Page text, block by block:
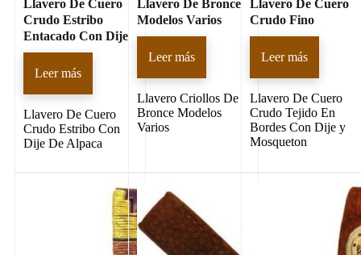
Llavero De Cuero
Crudo Estribo
Entacado Con Dije
Leer más
Llavero De Cuero
Crudo Estribo Con
Dije De Alpaca
Llavero De Bronce
Modelos Varios
Leer más
Llavero Criollos De
Bronce Modelos
Varios
Llavero De Cuero
Crudo Fino
Leer más
Llavero De Cuero
Crudo Tejido En
Bordes Con Dije y
Mosqueton